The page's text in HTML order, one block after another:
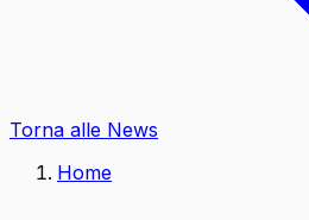
Torna alle News
Home